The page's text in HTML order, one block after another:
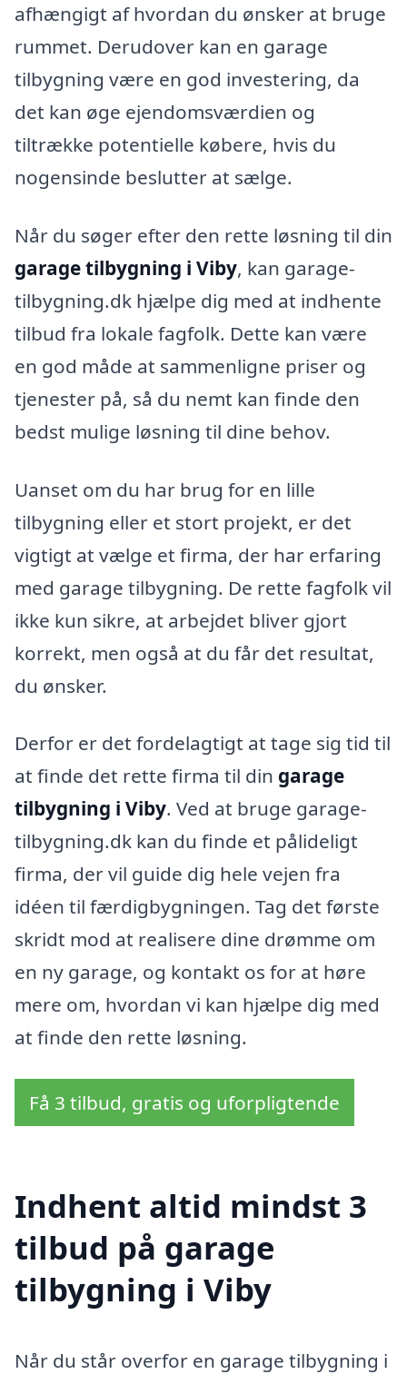
afhængigt af hvordan du ønsker at bruge
rummet. Derudover kan en garage
tilbygning være en god investering, da
det kan øge ejendomsværdien og
tiltrække potentielle købere, hvis du
nogensinde beslutter at sælge.
Når du søger efter den rette løsning til din
garage tilbygning i Viby, kan garage-
tilbygning.dk hjælpe dig med at indhente
tilbud fra lokale fagfolk. Dette kan være
en god måde at sammenligne priser og
tjenester på, så du nemt kan finde den
bedst mulige løsning til dine behov.
Uanset om du har brug for en lille
tilbygning eller et stort projekt, er det
vigtigt at vælge et firma, der har erfaring
med garage tilbygning. De rette fagfolk vil
ikke kun sikre, at arbejdet bliver gjort
korrekt, men også at du får det resultat,
du ønsker.
Derfor er det fordelagtigt at tage sig tid til
at finde det rette firma til din garage
tilbygning i Viby. Ved at bruge garage-
tilbygning.dk kan du finde et pålideligt
firma, der vil guide dig hele vejen fra
idéen til færdigbygningen. Tag det første
skridt mod at realisere dine drømme om
en ny garage, og kontakt os for at høre
mere om, hvordan vi kan hjælpe dig med
at finde den rette løsning.
Få 3 tilbud, gratis og uforpligtende
Indhent altid mindst 3
tilbud på garage
tilbygning i Viby
Når du står overfor en garage tilbygning i